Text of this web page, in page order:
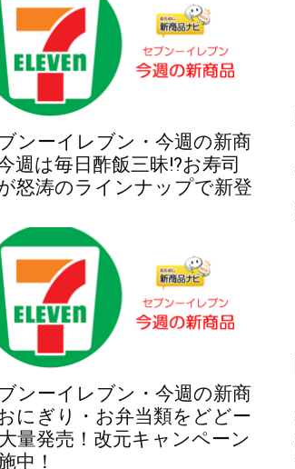
ブンーイレブン・今週の新商
週は毎日酢飯三昧!?お寿司
怒涛のラインナップで新登
ブンーイレブン・今週の新商
にぎり・お弁当類をどどー
量発売！改元キャンペーン
中！